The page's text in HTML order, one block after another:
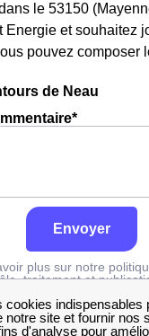
le 53150
Energie et souhaitez
pouvez composer
de Neau
Envoyer
plus sur notre
traitement et